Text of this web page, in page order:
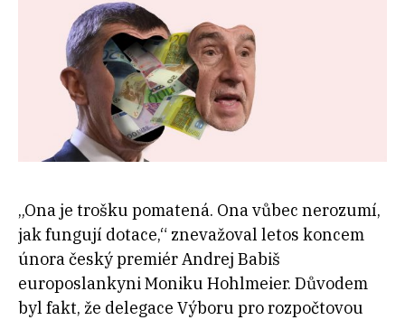
„Ona je trošku pomatená. Ona vůbec nerozumí,
jak fungují dotace,“ znevažoval letos koncem
února český premiér Andrej Babiš
europoslankyni Moniku Hohlmeier. Důvodem
byl fakt, že delegace Výboru pro rozpočtovou